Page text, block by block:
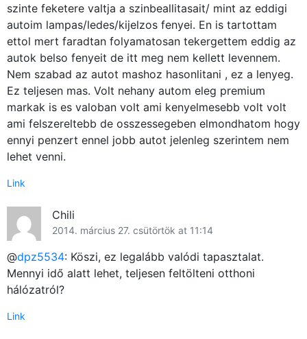
szinte feketere valtja a szinbeallitasait/ mint az eddigi
autoim lampas/ledes/kijelzos fenyei. En is tartottam
ettol mert faradtan folyamatosan tekergettem eddig az
autok belso fenyeit de itt meg nem kellett levennem.
Nem szabad az autot mashoz hasonlitani , ez a lenyeg.
Ez teljesen mas. Volt nehany autom eleg premium
markak is es valoban volt ami kenyelmesebb volt volt
ami felszereltebb de osszessegeben elmondhatom hogy
ennyi penzert ennel jobb autot jelenleg szerintem nem
lehet venni.
Link
Chili
2014. március 27. csütörtök at 11:14
@dpz5534: Köszi, ez legalább valódi tapasztalat.
Mennyi idő alatt lehet, teljesen feltölteni otthoni
hálózatról?
Link